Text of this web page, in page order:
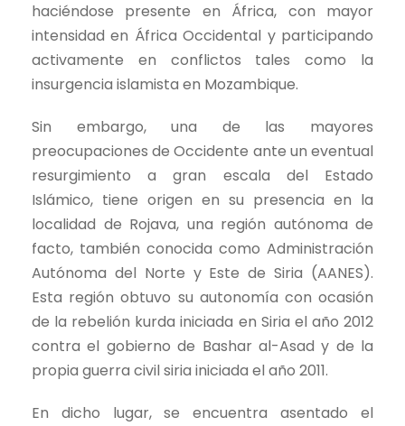
haciéndose presente en África, con mayor
intensidad en África Occidental y participando
activamente en conflictos tales como la
insurgencia islamista en Mozambique.
Sin embargo, una de las mayores
preocupaciones de Occidente ante un eventual
resurgimiento a gran escala del Estado
Islámico, tiene origen en su presencia en la
localidad de Rojava, una región autónoma de
facto, también conocida como Administración
Autónoma del Norte y Este de Siria (AANES).
Esta región obtuvo su autonomía con ocasión
de la rebelión kurda iniciada en Siria el año 2012
contra el gobierno de Bashar al-Asad y de la
propia guerra civil siria iniciada el año 2011.
En dicho lugar, se encuentra asentado el